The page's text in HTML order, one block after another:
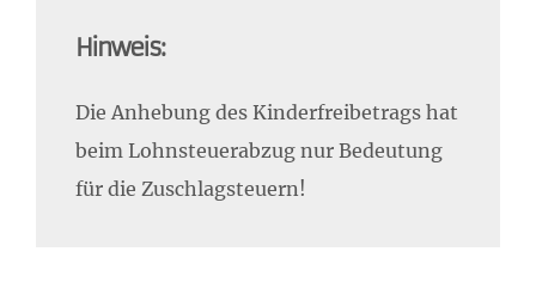
Hinweis:
Die Anhebung des Kinderfreibetrags hat
beim Lohnsteuerabzug nur Bedeutung
für die Zuschlagsteuern!